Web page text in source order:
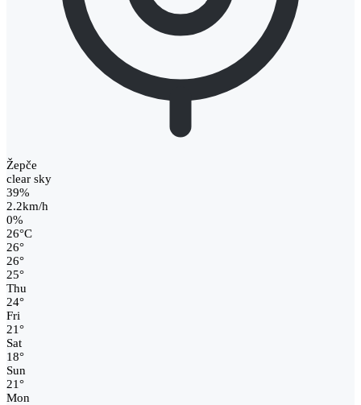
Žepče
clear sky
39%
2.2km/h
0%
26°C
26°
26°
25°
Thu
24°
Fri
21°
Sat
18°
Sun
21°
Mon